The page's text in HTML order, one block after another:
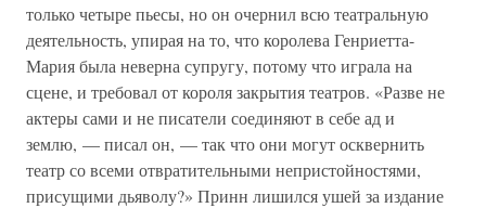
только четыре пьесы, но он очернил всю театральную
деятельность, упирая на то, что королева Генриетта-
Мария была неверна супругу, потому что играла на
сцене, и требовал от короля закрытия театров. «Разве не
актеры сами и не писатели соединяют в себе ад и
землю, — писал он, — так что они могут осквернить
театр со всеми отвратительными непристойностями,
присущими дьяволу?» Принн лишился ушей за издание